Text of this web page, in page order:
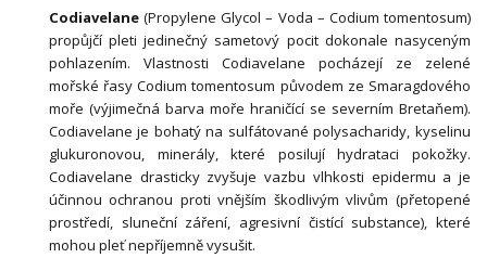
Codiavelane(Propylene Glycol – Voda – Codium tomentosum)
propůjčí pleti jedinečný sametový pocit dokonale nasyceným
pohlazením. Vlastnosti Codiavelane pocházejí ze zelené
mořské řasy Codium tomentosum původem ze Smaragdového
moře (výjimečná barva moře hraničící se severním Bretaňem).
Codiavelane je bohatý na sulfátované polysacharidy, kyselinu
glukuronovou, minerály, které posilují hydrataci pokožky.
Codiavelane drasticky zvyšuje vazbu vlhkosti epidermu a je
účinnou ochranou proti vnějším škodlivým vlivům (přetopené
prostředí, sluneční záření, agresivní čistící substance), které
mohou pleť nepříjemně vysušit.